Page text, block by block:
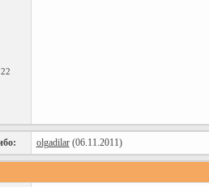
olgadilar(06.11.2011)